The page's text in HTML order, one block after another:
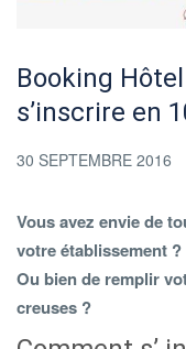
Booking
s’inscrire en
30 SEPTEMBRE 2016
Vous avez envie de
votre établissement ?
Ou bien de remplir
creuses ?